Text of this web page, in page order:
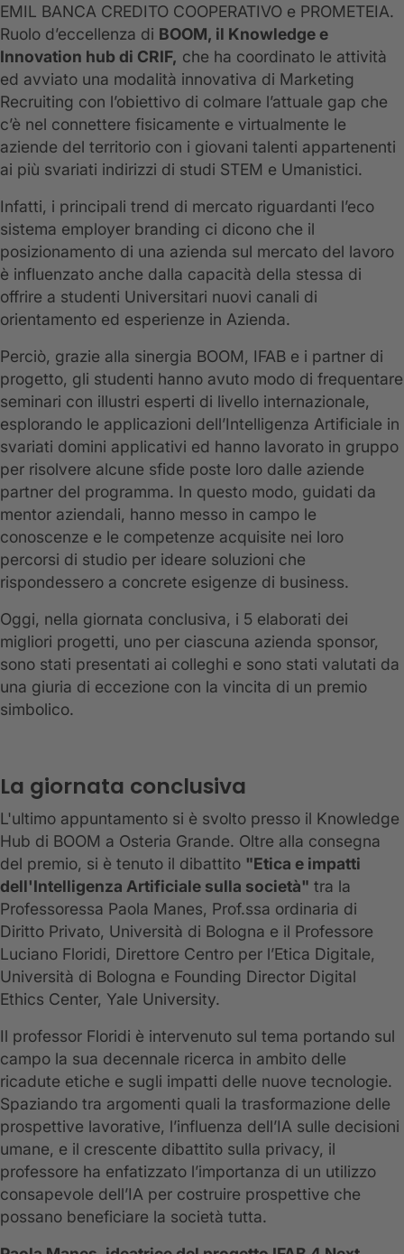
EMIL BANCA CREDITO COOPERATIVO e PROMETEIA.
Ruolo d’eccellenza di BOOM, il Knowledge e
Innovation hub di CRIF, che ha coordinato le attività
ed avviato una modalità innovativa di Marketing
Recruiting con l’obiettivo di colmare l’attuale gap che
c’è nel connettere fisicamente e virtualmente le
aziende del territorio con i giovani talenti appartenenti
ai più svariati indirizzi di studi STEM e Umanistici.
Infatti, i principali trend di mercato riguardanti l’eco
sistema employer branding ci dicono che il
posizionamento di una azienda sul mercato del lavoro
è influenzato anche dalla capacità della stessa di
offrire a studenti Universitari nuovi canali di
orientamento ed esperienze in Azienda.
Perciò, grazie alla sinergia BOOM, IFAB e i partner di
progetto, gli studenti hanno avuto modo di frequentare
seminari con illustri esperti di livello internazionale,
esplorando le applicazioni dell’Intelligenza Artificiale in
svariati domini applicativi ed hanno lavorato in gruppo
per risolvere alcune sfide poste loro dalle aziende
partner del programma. In questo modo, guidati da
mentor aziendali, hanno messo in campo le
conoscenze e le competenze acquisite nei loro
percorsi di studio per ideare soluzioni che
rispondessero a concrete esigenze di business.
Oggi, nella giornata conclusiva, i 5 elaborati dei
migliori progetti, uno per ciascuna azienda sponsor,
sono stati presentati ai colleghi e sono stati valutati da
una giuria di eccezione con la vincita di un premio
simbolico.
La giornata conclusiva
L'ultimo appuntamento si è svolto presso il Knowledge
Hub di BOOM a Osteria Grande. Oltre alla consegna
del premio, si è tenuto il dibattito "Etica e impatti
dell'Intelligenza Artificiale sulla società" tra la
Professoressa Paola Manes, Prof.ssa ordinaria di
Diritto Privato, Università di Bologna e il Professore
Luciano Floridi, Direttore Centro per l’Etica Digitale,
Università di Bologna e Founding Director Digital
Ethics Center, Yale University.
Il professor Floridi è intervenuto sul tema portando sul
campo la sua decennale ricerca in ambito delle
ricadute etiche e sugli impatti delle nuove tecnologie.
Spaziando tra argomenti quali la trasformazione delle
prospettive lavorative, l’influenza dell’IA sulle decisioni
umane, e il crescente dibattito sulla privacy, il
professore ha enfatizzato l’importanza di un utilizzo
consapevole dell’IA per costruire prospettive che
possano beneficiare la società tutta.